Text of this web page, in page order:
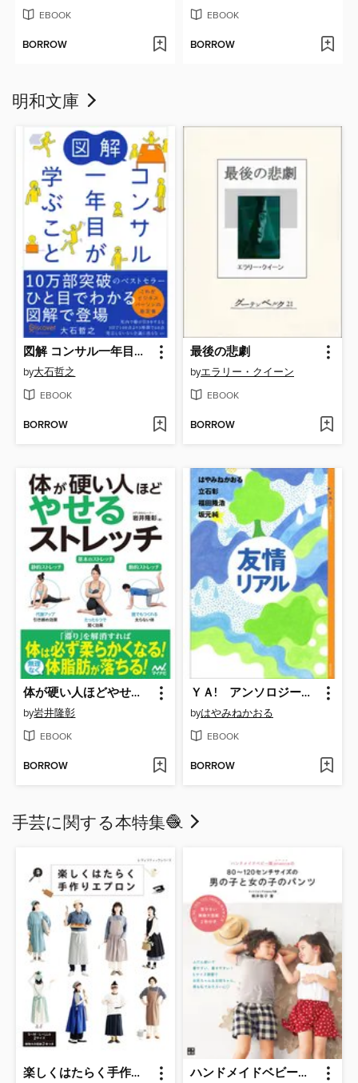
EBOOK
BORROW
EBOOK
BORROW
明和文庫
図解 コンサル一年目が学ぶこと
by大石哲之
EBOOK
BORROW
最後の悲劇
byエラリー・クイーン
EBOOK
BORROW
体が硬い人ほどやせるストレッチ
by岩井隆彰
EBOOK
BORROW
ＹＡ! アンソロジー 友情リアル
byはやみねかおる
EBOOK
BORROW
手芸に関する本特集🧶
楽しくはたらく手作りエプロン ハンドメイドベビー服enannaの80～120センチサイズの男の子と女の子のパンツ